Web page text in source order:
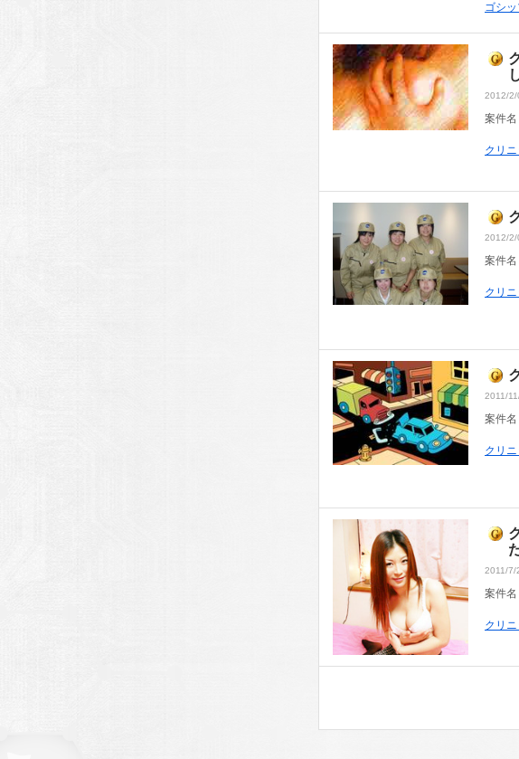
ゴシ
2012/2/
案件名
クリニ
2012/2/
案件名
クリニ
2011/
案件名
クリニ
2011/7/
案件名
クリニ